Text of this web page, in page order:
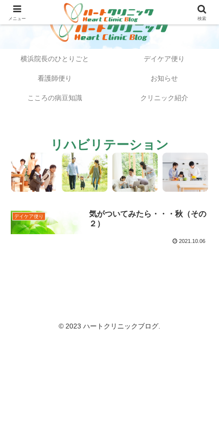
横浜院長のひとりごと デイケア便り
看護師便り お知らせ
こころの病豆知識 クリニック紹介
リハビリテーション
デイケア便り
気がついてみたら・・・秋（その
２）
2021.10.06
© 2023 ハートクリニックブログ.
メニュー 検索